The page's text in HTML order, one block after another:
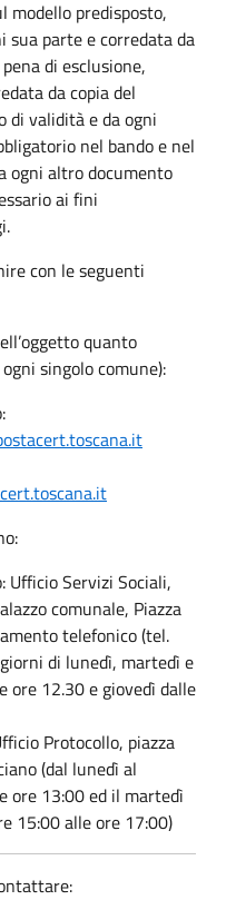
modello predisposto,
parte e corredata da
di esclusione,
da copia del
di validità e da ogni
nel bando e nel
ogni altro documento
ai fini
con le seguenti
quanto
singolo comune):
Ufficio Servizi Sociali,
comunale, Piazza
telefonico (tel.
di lunedì, martedì e
ore 12.30 e giovedì dalle
Protocollo, piazza
(dal lunedì al
ore 13:00 ed il martedì
15:00 alle ore 17:00)